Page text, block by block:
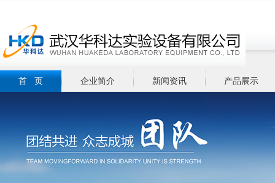
首 页 企业简介 新闻资讯 产品展示